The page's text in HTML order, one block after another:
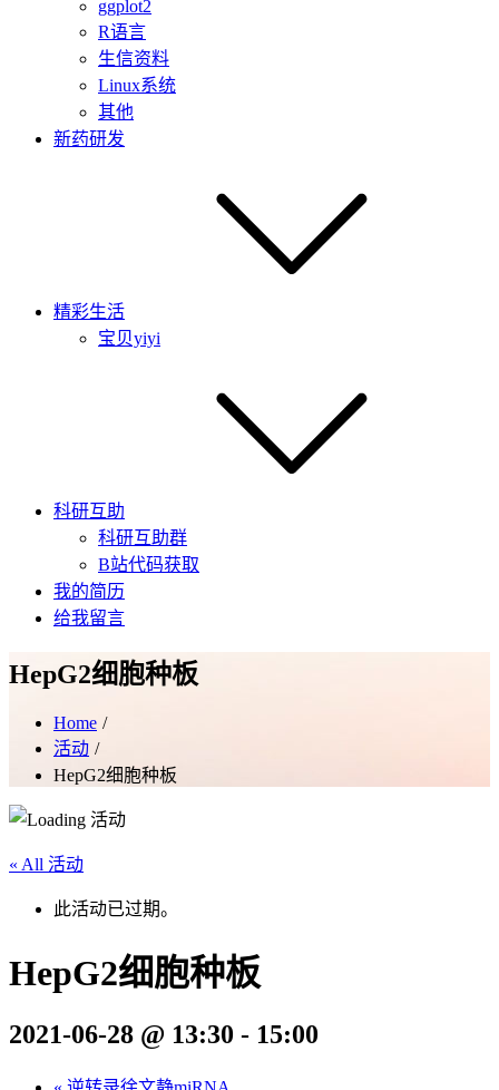
ggplot2
R语言
生信资料
Linux系统
其他
新药研发
精彩生活
宝贝yiyi
科研互助
科研互助群
B站代码获取
我的简历
给我留言
HepG2细胞种板
Home
活动
HepG2细胞种板
« All 活动
此活动已过期。
HepG2细胞种板
2021-06-28 @ 13:30 - 15:00